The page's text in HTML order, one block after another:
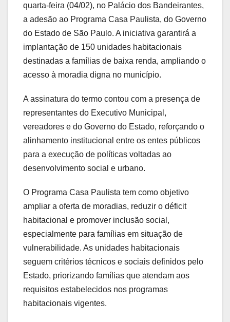
quarta-feira (04/02), no Palácio dos Bandeirantes,
a adesão ao Programa Casa Paulista, do Governo
do Estado de São Paulo. A iniciativa garantirá a
implantação de 150 unidades habitacionais
destinadas a famílias de baixa renda, ampliando o
acesso à moradia digna no município.
A assinatura do termo contou com a presença de
representantes do Executivo Municipal,
vereadores e do Governo do Estado, reforçando o
alinhamento institucional entre os entes públicos
para a execução de políticas voltadas ao
desenvolvimento social e urbano.
O Programa Casa Paulista tem como objetivo
ampliar a oferta de moradias, reduzir o déficit
habitacional e promover inclusão social,
especialmente para famílias em situação de
vulnerabilidade. As unidades habitacionais
seguem critérios técnicos e sociais definidos pelo
Estado, priorizando famílias que atendam aos
requisitos estabelecidos nos programas
habitacionais vigentes.